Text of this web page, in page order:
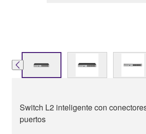
Switch L2 inteligente con
puertos